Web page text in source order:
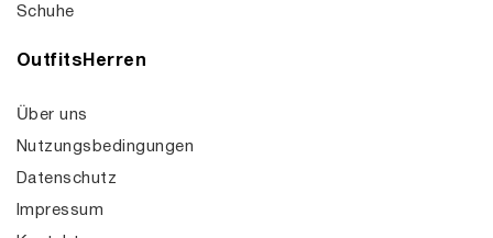
Schuhe
OutfitsHerren
Über uns
Nutzungsbedingungen
Datenschutz
Impressum